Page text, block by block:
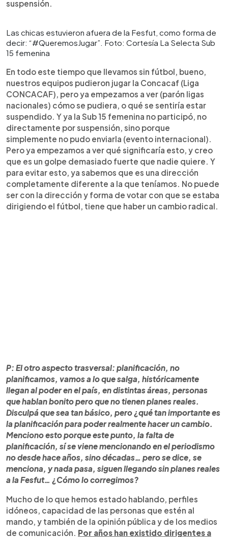
suspensión.
Las chicas estuvieron afuera de la Fesfut, como forma de
decir: “#QueremosJugar”. Foto: Cortesía La Selecta Sub
15 femenina
En todo este tiempo que llevamos sin fútbol, bueno,
nuestros equipos pudieron jugar la Concacaf (Liga
CONCACAF), pero ya empezamos a ver (parón ligas
nacionales) cómo se pudiera, o qué se sentiría estar
suspendido. Y ya la Sub 15 femenina no participó, no
directamente por suspensión, sino porque
simplemente no pudo enviarla (evento internacional).
Pero ya empezamos a ver qué significaría esto, y creo
que es un golpe demasiado fuerte que nadie quiere. Y
para evitar esto, ya sabemos que es una dirección
completamente diferente a la que teníamos. No puede
ser con la dirección y forma de votar con que se estaba
dirigiendo el fútbol, tiene que haber un cambio radical.
P: El otro aspecto trasversal: planificación, no
planificamos, vamos a lo que salga, históricamente
llegan al poder en el país, en distintas áreas, personas
que hablan bonito pero que no tienen planes reales.
Disculpá que sea tan básico, pero ¿qué tan importante es
la planificación para poder realmente hacer un cambio.
Menciono esto porque este punto, la falta de
planificación, sí se viene mencionando en el periodismo
no desde hace años, sino décadas… pero se dice, se
menciona, y nada pasa, siguen llegando sin planes reales
a la Fesfut… ¿Cómo lo corregimos?
Mucho de lo que hemos estado hablando, perfiles
idóneos, capacidad de las personas que estén al
mando, y también de la opinión pública y de los medios
de comunicación. Por años han existido dirigentes a